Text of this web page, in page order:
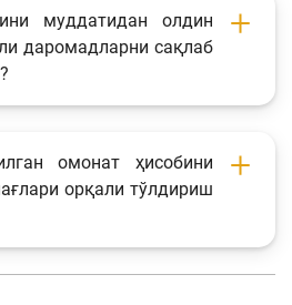
муддатидан олдин
даромадларни сақлаб
омонат ҳисобини
орқали тўлдириш